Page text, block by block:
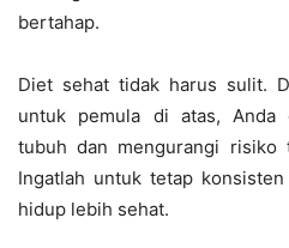
bertahap.
Diet sehat tidak harus sulit.
untuk pemula di atas, Anda
tubuh dan mengurangi risiko
Ingatlah untuk tetap
hidup lebih sehat.